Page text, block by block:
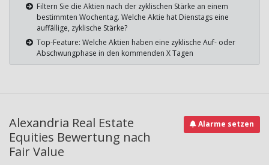
Filtern Sie die Aktien nach der zyklischen Stärke an einem
bestimmten Wochentag. Welche Aktie hat Dienstags eine
auffällige, zyklische Stärke?
Top-Feature: Welche Aktien haben eine zyklische Auf- oder
Abschwungphase in den kommenden X Tagen
Alexandria Real Estate
Equities Bewertung nach
Fair Value
Alarme setzen